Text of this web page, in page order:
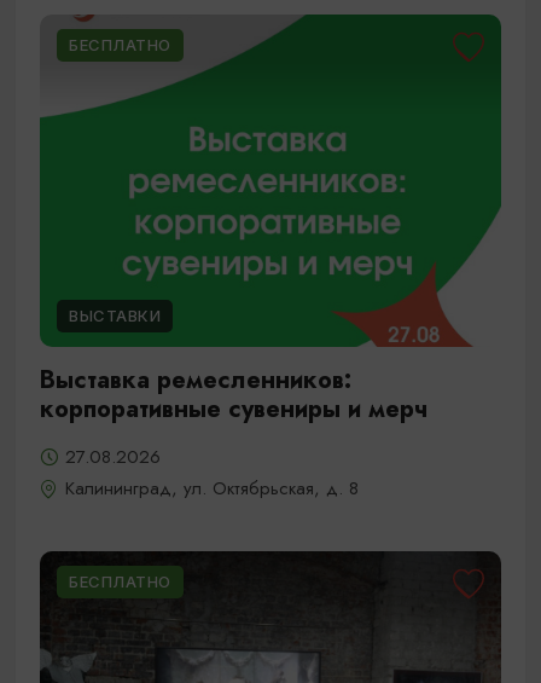
БЕСПЛАТНО
ВЫСТАВКИ
Выставка ремесленников:
корпоративные сувениры и мерч
27.08.2026
Калининград, ул. Октябрьская, д. 8
БЕСПЛАТНО